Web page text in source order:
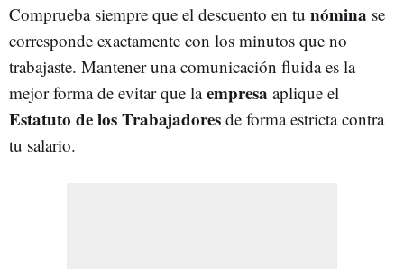
Comprueba siempre que el descuento en tu nómina se
corresponde exactamente con los minutos que no
trabajaste. Mantener una comunicación fluida es la
mejor forma de evitar que laempresa aplique el
Estatuto de los Trabajadores de forma estricta contra
tu salario.